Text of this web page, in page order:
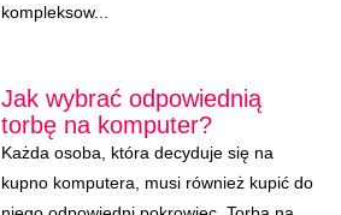
kompleksow...
Jak wybrać odpowiednią
torbę na komputer?
Każda osoba, która decyduje się na
kupno komputera, musi również kupić do